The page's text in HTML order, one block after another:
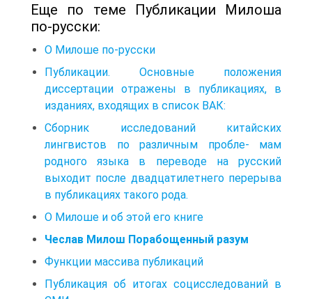
Еще по теме Публикации Милоша
по-русски:
О Милоше по-русски
Публикации. Основные положения
диссертации отражены в публикациях, в
изданиях, входящих в список ВАК:
Сборник исследований китайских
лингвистов по различным пробле- мам
родного языка в переводе на русский
выходит после двадцатилетне­го перерыва
в публикациях такого рода.
О Милоше и об этой его книге
Чеслав Милош Порабощенный разум
Функции массива публикаций
Публикация об итогах социсследований в